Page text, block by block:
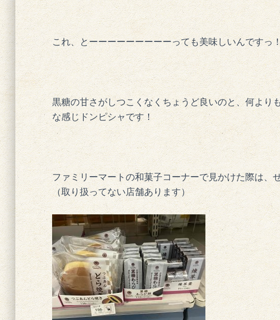
これ、とーーーーーーーーーっても美味しいんですっ！
黒糖の甘さがしつこくなくちょうど良いのと、何より
な感じドンピシャです！
ファミリーマートの和菓子コーナーで見かけた際は、
（取り扱ってない店舗あります）